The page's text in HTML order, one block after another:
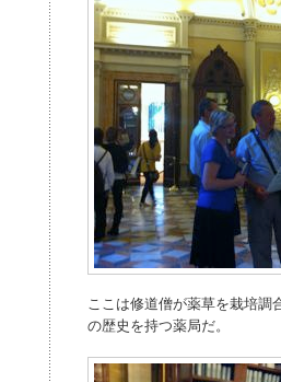
ここは修道僧が薬草を栽培調
の歴史を持つ薬局だ。